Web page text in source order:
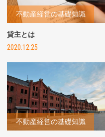
不動産経営の基礎知識
貸主とは
2020.12.25
不動産経営の基礎知識